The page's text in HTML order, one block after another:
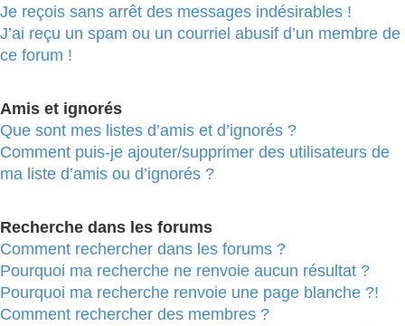
Je reçois sans arrêt des messages indésirables !
J’ai reçu un spam ou un courriel abusif d’un membre de
ce forum !
Amis et ignorés
Que sont mes listes d’amis et d’ignorés ?
Comment puis-je ajouter/supprimer des utilisateurs de
ma liste d’amis ou d’ignorés ?
Recherche dans les forums
Comment rechercher dans les forums ?
Pourquoi ma recherche ne renvoie aucun résultat ?
Pourquoi ma recherche renvoie une page blanche ?!
Comment rechercher des membres ?